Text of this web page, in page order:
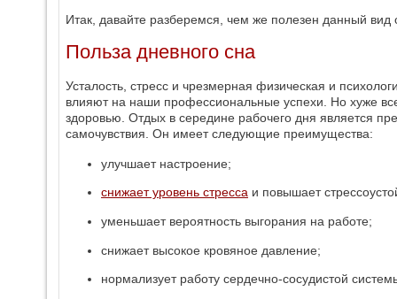
Итак, давайте разберемся, чем же полезен данный вид
Польза дневного сна
Усталость, стресс и чрезмерная физическая и
влияют на наши профессиональные успехи. Но хуже
здоровью. Отдых в середине рабочего дня является
самочувствия. Он имеет следующие преимущества:
улучшает настроение;
снижает уровень стресса и повышает
уменьшает вероятность выгорания на работе;
снижает высокое кровяное давление;
нормализует работу сердечно-сосудистой